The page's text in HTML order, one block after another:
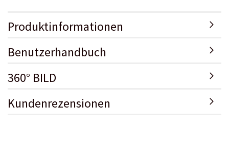
Produktinformationen
Benutzerhandbuch
360° BILD
Kundenrezensionen